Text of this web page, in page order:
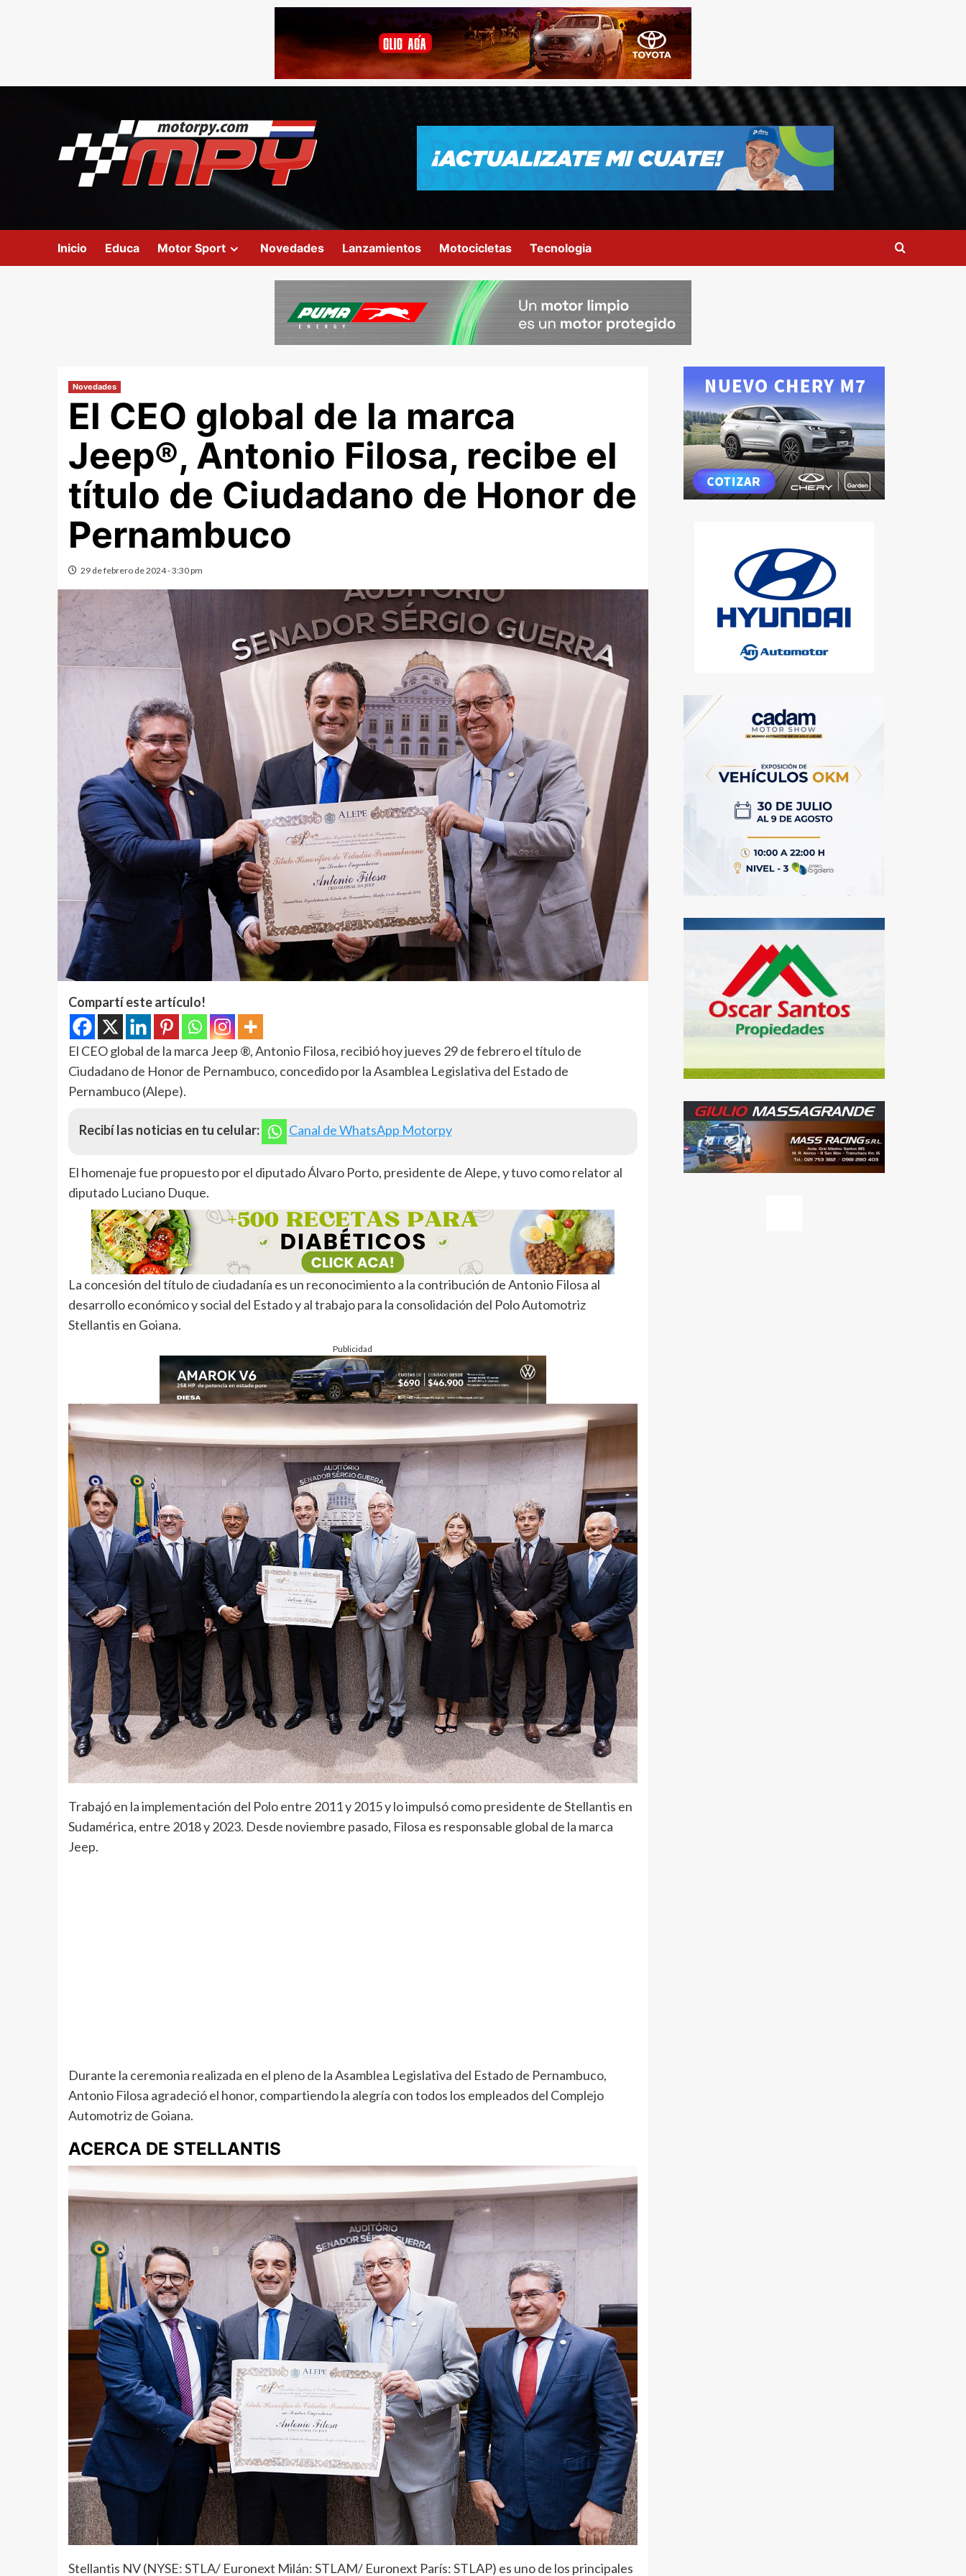
Inicio Educa Motor Sport Novedades Lanzamientos Motocicletas Tecnologia
Novedades
El CEO global de la marca
Jeep®, Antonio Filosa, recibe el
título de Ciudadano de Honor de
Pernambuco
29 de febrero de 2024 - 3:30 pm
Compartí este artículo!
El CEO global de la marca Jeep ®, Antonio Filosa, recibió hoy jueves 29 de febrero el título de
Ciudadano de Honor de Pernambuco, concedido por la Asamblea Legislativa del Estado de
Pernambuco (Alepe).
Recibí las noticias en tu celular: Canal de WhatsApp Motorpy
El homenaje fue propuesto por el diputado Álvaro Porto, presidente de Alepe, y tuvo como relator al
diputado Luciano Duque.
La concesión del título de ciudadanía es un reconocimiento a la contribución de Antonio Filosa al
desarrollo económico y social del Estado y al trabajo para la consolidación del Polo Automotriz
Stellantis en Goiana.
Publicidad
Trabajó en la implementación del Polo entre 2011 y 2015 y lo impulsó como presidente de Stellantis en
Sudamérica, entre 2018 y 2023. Desde noviembre pasado, Filosa es responsable global de la marca
Jeep.
Durante la ceremonia realizada en el pleno de la Asamblea Legislativa del Estado de Pernambuco,
Antonio Filosa agradeció el honor, compartiendo la alegría con todos los empleados del Complejo
Automotriz de Goiana.
ACERCA DE STELLANTIS
Stellantis NV (NYSE: STLA/ Euronext Milán: STLAM/ Euronext París: STLAP) es uno de los principales